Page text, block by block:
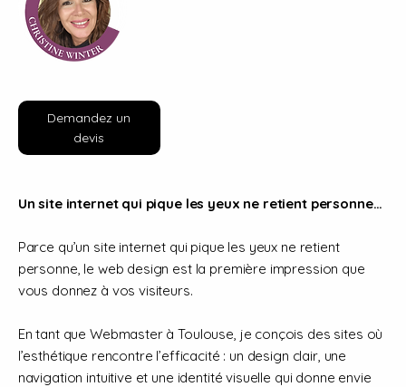
Un site internet qui pique les yeux ne retient personne…
Parce qu’un site internet qui pique les yeux ne retient
personne, le web design est la première impression que
vous donnez à vos visiteurs.
En tant que Webmaster à Toulouse, je conçois des sites où
l’esthétique rencontre l’efficacité : un design clair, une
navigation intuitive et une identité visuelle qui donne envie
Demandez un
devis